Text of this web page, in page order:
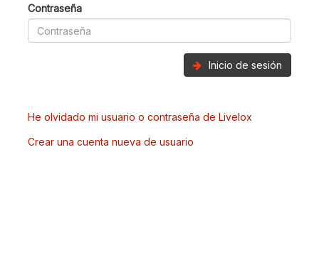
Contraseña
Inicio de sesión
He olvidado mi usuario o contraseña de Livelox
Crear una cuenta nueva de usuario